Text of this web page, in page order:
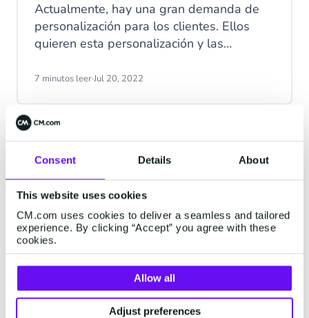
Consent Details About
This website uses cookies
CM.com uses cookies to deliver a seamless and tailored
experience. By clicking “Accept” you agree with these
cookies.
Allow all
Adjust preferences
Actualmente, hay una gran demanda de
personalización para los clientes. Ellos
quieren esta personalización y las
empresa ofrezca experiencias
clientes mediante una Customer Data
Platform.
7 minutos leer·Jul 20, 2022
Artículos relacionados